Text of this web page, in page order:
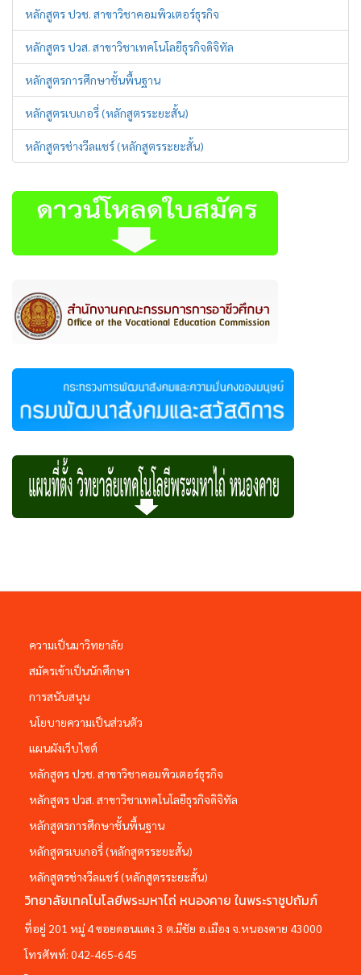
หลักสูตร ปวช. สาขาวิชาคอมพิวเตอร์ธุรกิจ
หลักสูตร ปวส. สาขาวิชาเทคโนโลยีธุรกิจดิจิทัล
หลักสูตรการศึกษาชั้นพื้นฐาน
หลักสูตรเบเกอรี่ (หลักสูตรระยะสั้น)
หลักสูตรช่างวีลแชร์ (หลักสูตรระยะสั้น)
ความเป็นมาวิทยาลัย
สมัครเข้าเป็นนักศึกษา
การสนับสนุน
นโยบายความเป็นส่วนตัว
แผนผังเว็บไซต์
หลักสูตร ปวช. สาขาวิชาคอมพิวเตอร์ธุรกิจ
หลักสูตร ปวส. สาขาวิชาเทคโนโลยีธุรกิจดิจิทัล
หลักสูตรการศึกษาชั้นพื้นฐาน
หลักสูตรเบเกอรี่ (หลักสูตรระยะสั้น)
หลักสูตรช่างวีลแชร์ (หลักสูตรระยะสั้น)
วิทยาลัยเทคโนโลยีพระมหาไถ่ หนองคาย ในพระราชูปถัมภ์
ที่อยู่ 201 หมู่ 4 ซอยดอนแดง 3 ต.มีชัย อ.เมือง จ.หนองคาย 43000
โทรศัพท์: 042-465-645